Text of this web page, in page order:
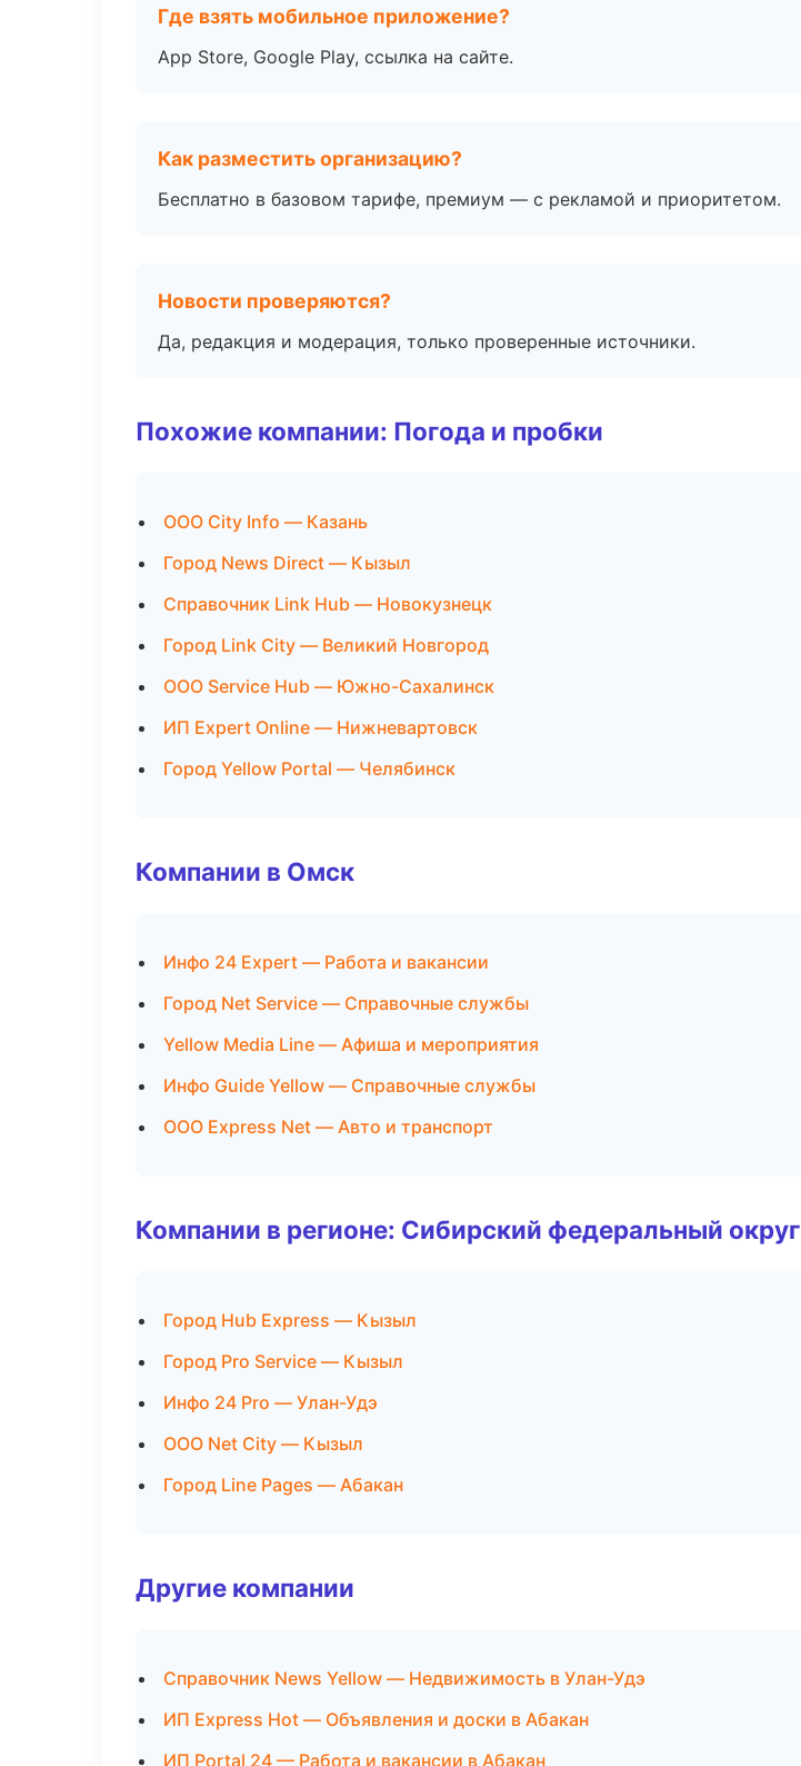
Где взять мобильное приложение?
App Store, Google Play, ссылка на сайте.
Как разместить организацию?
Бесплатно в базовом тарифе, премиум — с рекламой и приоритетом.
Новости проверяются?
Да, редакция и модерация, только проверенные источники.
Похожие компании: Погода и пробки
ООО City Info — Казань
Город News Direct — Кызыл
Справочник Link Hub — Новокузнецк
Город Link City — Великий Новгород
ООО Service Hub — Южно-Сахалинск
ИП Expert Online — Нижневартовск
Город Yellow Portal — Челябинск
Компании в Омск
Инфо 24 Expert — Работа и вакансии
Город Net Service — Справочные службы
Yellow Media Line — Афиша и мероприятия
Инфо Guide Yellow — Справочные службы
ООО Express Net — Авто и транспорт
Компании в регионе: Сибирский федеральный округ
Город Hub Express — Кызыл
Город Pro Service — Кызыл
Инфо 24 Pro — Улан-Удэ
ООО Net City — Кызыл
Город Line Pages — Абакан
Другие компании
Справочник News Yellow — Недвижимость в Улан-Удэ
ИП Express Hot — Объявления и доски в Абакан
ИП Portal 24 — Работа и вакансии в Абакан